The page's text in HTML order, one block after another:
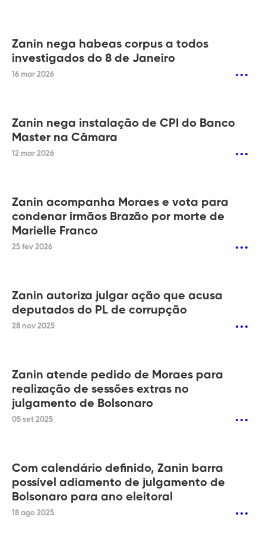
Zanin nega habeas corpus a todos
investigados do 8 de Janeiro
16 mar 2026
Zanin nega instalação de CPI do Banco
Master na Câmara
12 mar 2026
Zanin acompanha Moraes e vota para
condenar irmãos Brazão por morte de
Marielle Franco
25 fev 2026
Zanin autoriza julgar ação que acusa
deputados do PL de corrupção
28 nov 2025
Zanin atende pedido de Moraes para
realização de sessões extras no
julgamento de Bolsonaro
05 set 2025
Com calendário definido, Zanin barra
possível adiamento de julgamento de
Bolsonaro para ano eleitoral
18 ago 2025